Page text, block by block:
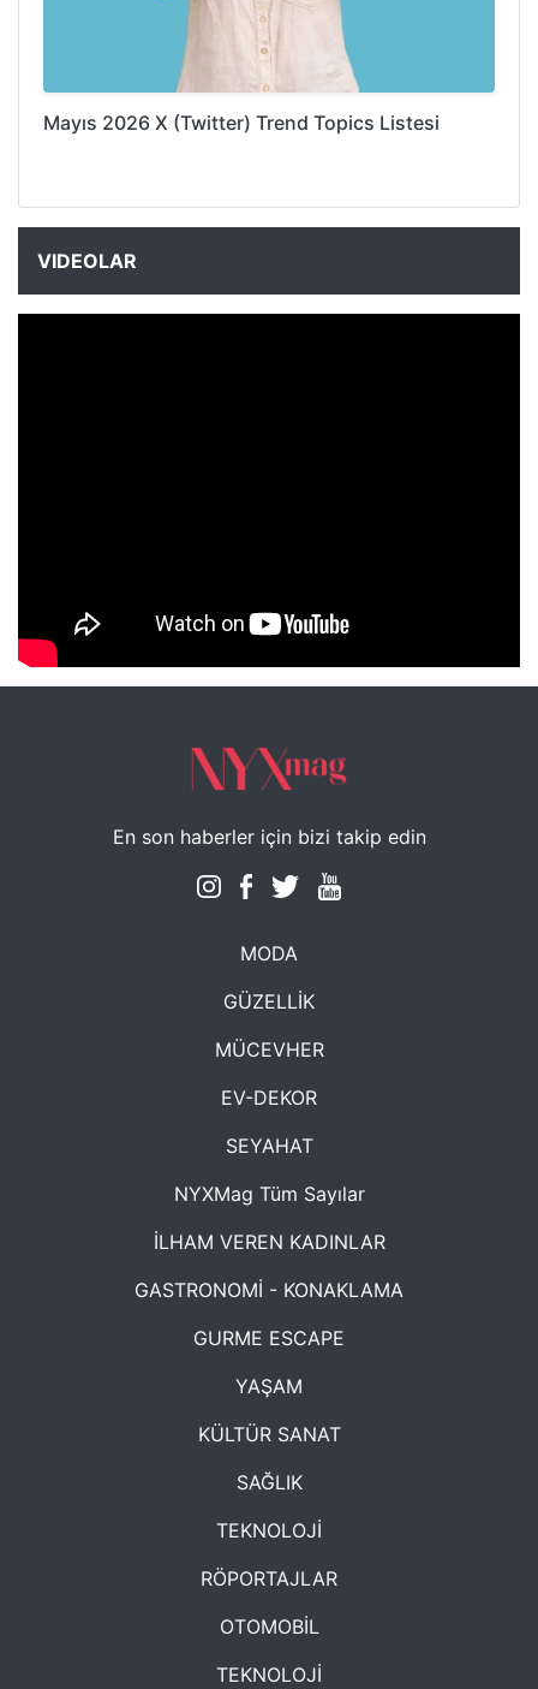
Mayıs 2026 X (Twitter) Trend Topics Listesi
VIDEOLAR
NYXmag 2. Yaş Kutlama Etkinliği
En son haberler için bizi takip edin
MODA
GÜZELLİK
MÜCEVHER
EV-DEKOR
SEYAHAT
NYXMag Tüm Sayılar
İLHAM VEREN KADINLAR
GASTRONOMİ - KONAKLAMA
GURME ESCAPE
YAŞAM
KÜLTÜR SANAT
SAĞLIK
TEKNOLOJİ
RÖPORTAJLAR
OTOMOBİL
TEKNOLOJİ